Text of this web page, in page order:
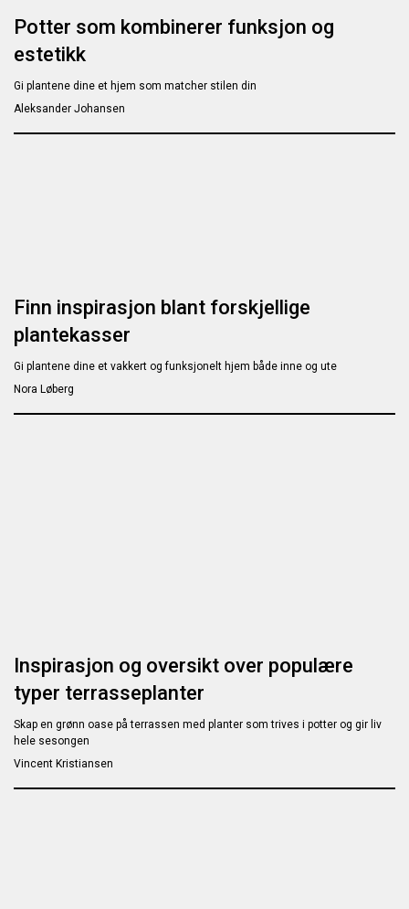
Potter som kombinerer funksjon og
estetikk
Gi plantene dine et hjem som matcher stilen din
Aleksander Johansen
Finn inspirasjon blant forskjellige
plantekasser
Gi plantene dine et vakkert og funksjonelt hjem både inne og ute
Nora Løberg
Inspirasjon og oversikt over populære
typer terrasseplanter
Skap en grønn oase på terrassen med planter som trives i potter og gir liv
hele sesongen
Vincent Kristiansen